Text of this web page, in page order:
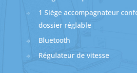
1 Siège accompagnateur
dossier réglable
Bluetooth
Régulateur de vitesse